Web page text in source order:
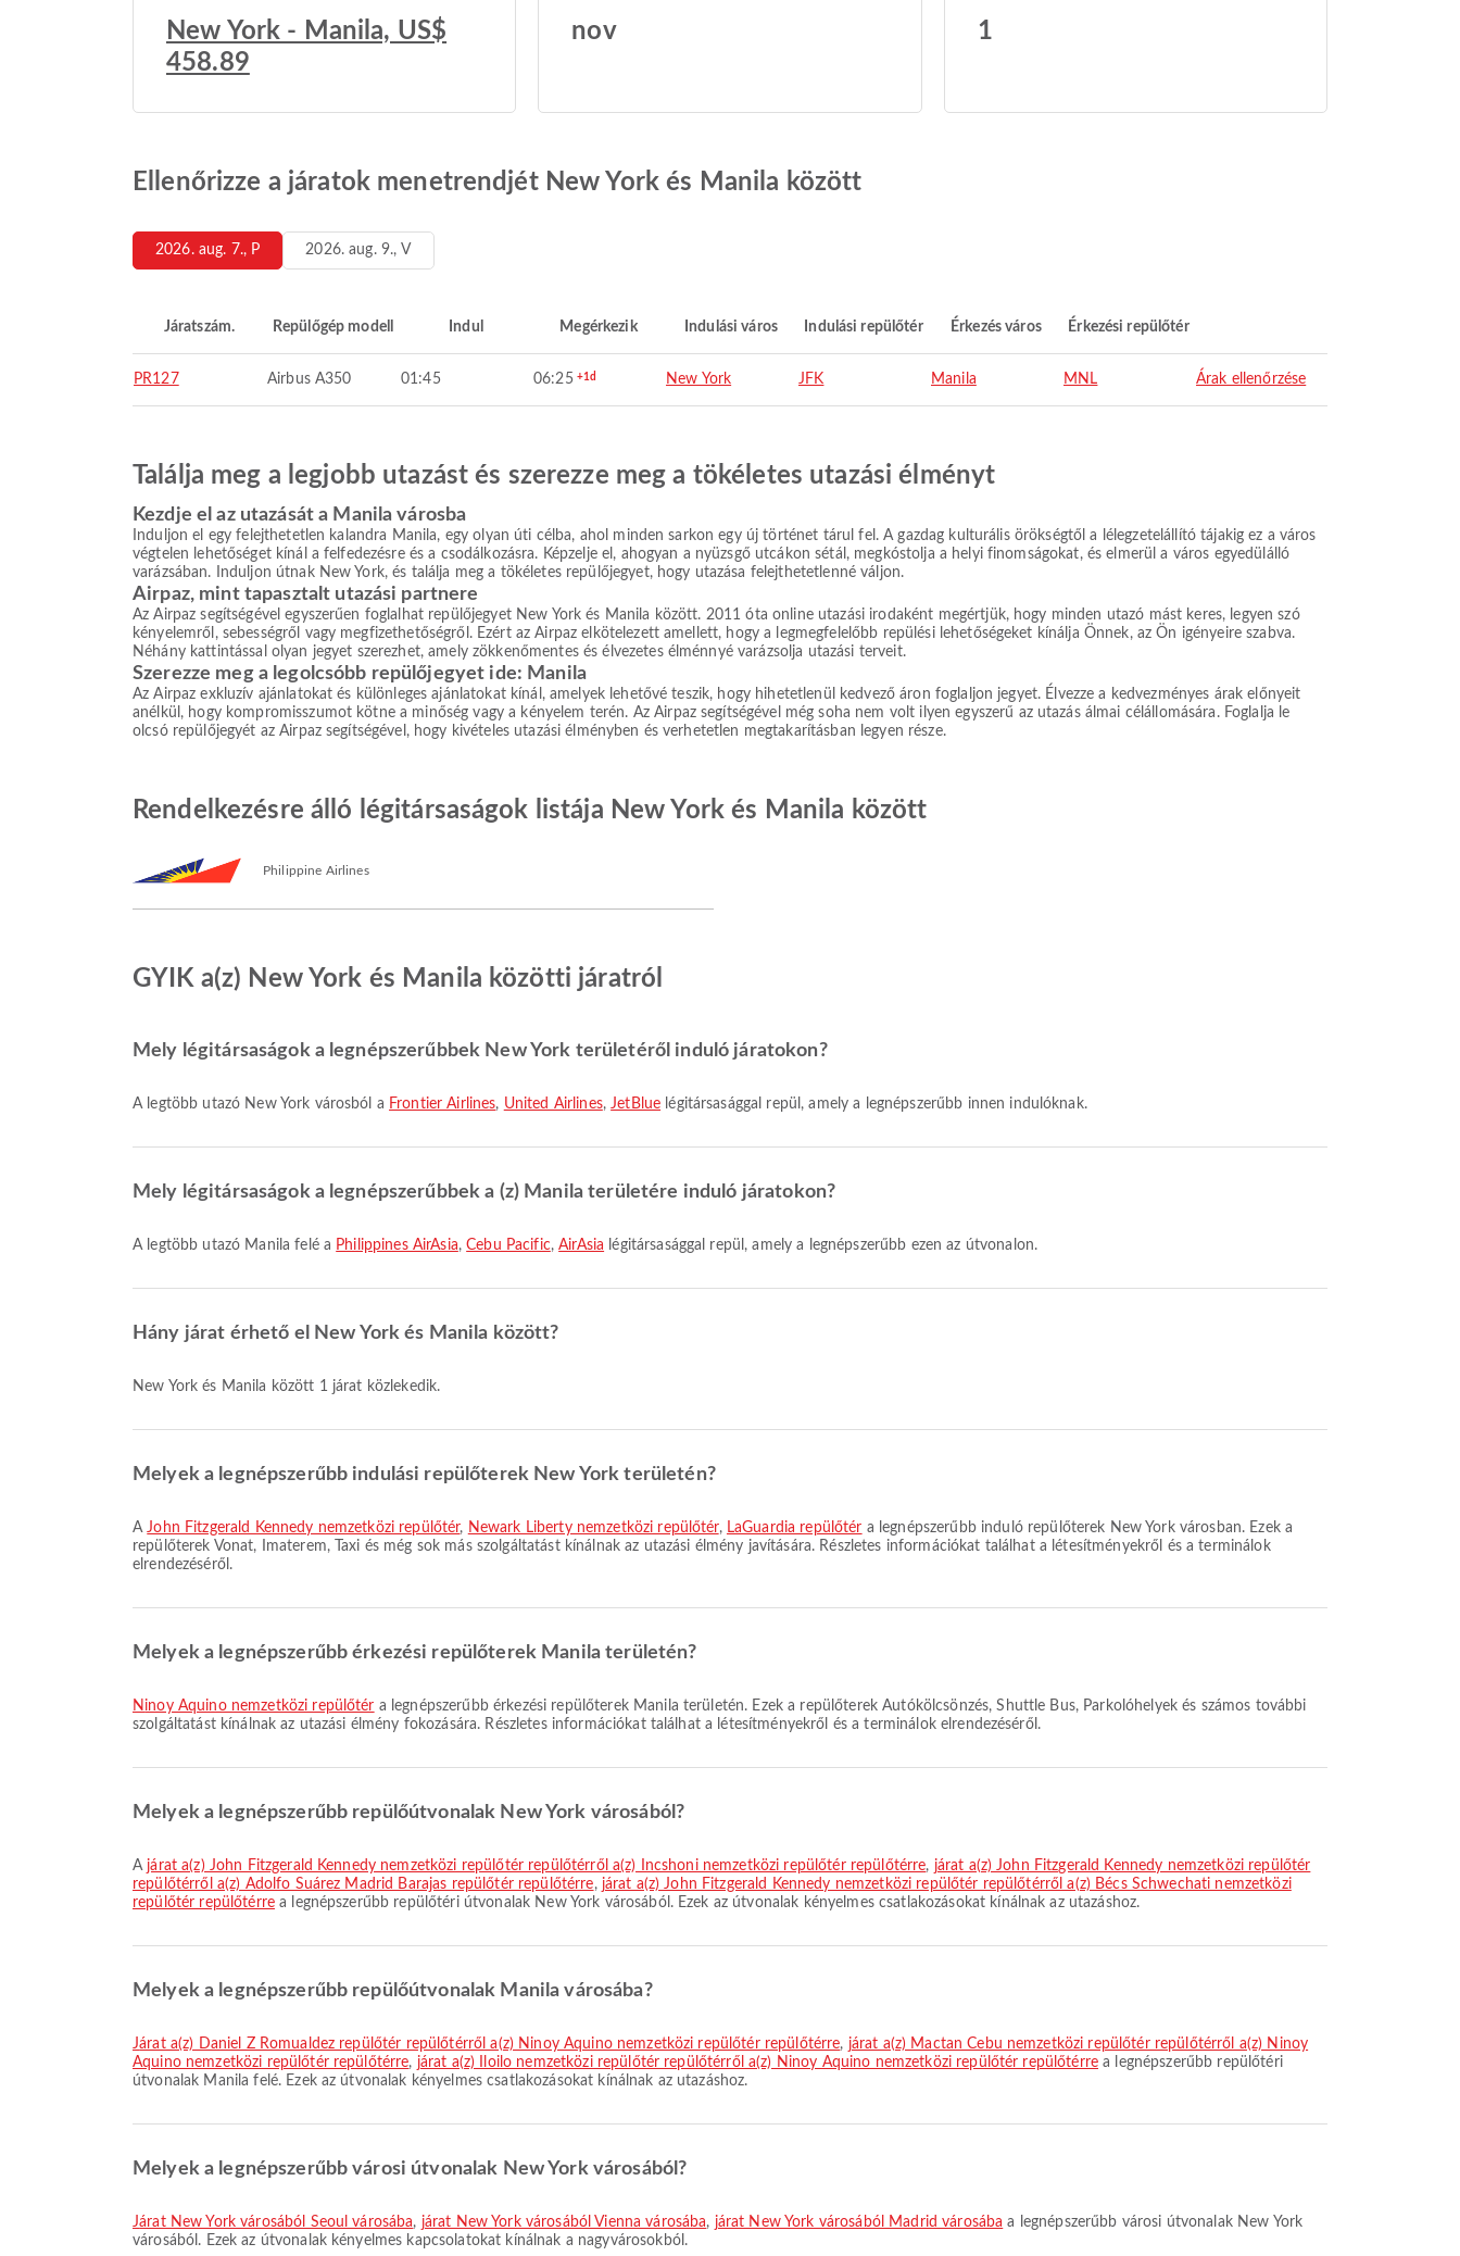
New York - Manila, US$
458.89
nov 1
Ellenőrizze a járatok menetrendjét New York és Manila között
2026. aug. 7., P 2026. aug. 9., V
Járatszám. Repülőgép modell Indul Megérkezik Indulási város Indulási repülőtér Érkezés város Érkezési repülőtér
PR127 Airbus A350 01:45 06:25 +1d New York JFK Manila MNL Árak ellenőrzése
Találja meg a legjobb utazást és szerezze meg a tökéletes utazási élményt
Kezdje el az utazását a Manila városba
Induljon el egy felejthetetlen kalandra Manila, egy olyan úti célba, ahol minden sarkon egy új történet tárul fel. A gazdag kulturális örökségtől a lélegzetelállító tájakig ez a város
végtelen lehetőséget kínál a felfedezésre és a csodálkozásra. Képzelje el, ahogyan a nyüzsgő utcákon sétál, megkóstolja a helyi finomságokat, és elmerül a város egyedülálló
varázsában. Induljon útnak New York, és találja meg a tökéletes repülőjegyet, hogy utazása felejthetetlenné váljon.
Airpaz, mint tapasztalt utazási partnere
Az Airpaz segítségével egyszerűen foglalhat repülőjegyet New York és Manila között. 2011 óta online utazási irodaként megértjük, hogy minden utazó mást keres, legyen szó
kényelemről, sebességről vagy megfizethetőségről. Ezért az Airpaz elkötelezett amellett, hogy a legmegfelelőbb repülési lehetőségeket kínálja Önnek, az Ön igényeire szabva.
Néhány kattintással olyan jegyet szerezhet, amely zökkenőmentes és élvezetes élménnyé varázsolja utazási terveit.
Szerezze meg a legolcsóbb repülőjegyet ide: Manila
Az Airpaz exkluzív ajánlatokat és különleges ajánlatokat kínál, amelyek lehetővé teszik, hogy hihetetlenül kedvező áron foglaljon jegyet. Élvezze a kedvezményes árak előnyeit
anélkül, hogy kompromisszumot kötne a minőség vagy a kényelem terén. Az Airpaz segítségével még soha nem volt ilyen egyszerű az utazás álmai célállomására. Foglalja le
olcsó repülőjegyét az Airpaz segítségével, hogy kivételes utazási élményben és verhetetlen megtakarításban legyen része.
Rendelkezésre álló légitársaságok listája New York és Manila között
Philippine Airlines
GYIK a(z) New York és Manila közötti járatról
Mely légitársaságok a legnépszerűbbek New York területéről induló járatokon?
A legtöbb utazó New York városból a Frontier Airlines, United Airlines,JetBlue légitársasággal repül, amely a legnépszerűbb innen indulóknak.
Mely légitársaságok a legnépszerűbbek a (z) Manila területére induló járatokon?
A legtöbb utazó Manila felé a Philippines AirAsia,Cebu Pacific,AirAsia légitársasággal repül, amely a legnépszerűbb ezen az útvonalon.
Hány járat érhető el New York és Manila között?
New York és Manila között 1 járat közlekedik.
Melyek a legnépszerűbb indulási repülőterek New York területén?
AJohn Fitzgerald Kennedy nemzetközi repülőtér, Newark Liberty nemzetközi repülőtér, LaGuardia repülőtér a legnépszerűbb induló repülőterek New York városban. Ezek a
repülőterek Vonat, Imaterem, Taxi és még sok más szolgáltatást kínálnak az utazási élmény javítására. Részletes információkat találhat a létesítményekről és a terminálok
elrendezéséről.
Melyek a legnépszerűbb érkezési repülőterek Manila területén?
Ninoy Aquino nemzetközi repülőtér a legnépszerűbb érkezési repülőterek Manila területén. Ezek a repülőterek Autókölcsönzés, Shuttle Bus, Parkolóhelyek és számos további
szolgáltatást kínálnak az utazási élmény fokozására. Részletes információkat találhat a létesítményekről és a terminálok elrendezéséről.
Melyek a legnépszerűbb repülőútvonalak New York városából?
A járat a(z) John Fitzgerald Kennedy nemzetközi repülőtér repülőtérről a(z) Incshoni nemzetközi repülőtér repülőtérre, járat a(z) John Fitzgerald Kennedy nemzetközi repülőtér
repülőtérről a(z) Adolfo Suárez Madrid Barajas repülőtér repülőtérre, járat a(z) John Fitzgerald Kennedy nemzetközi repülőtér repülőtérről a(z) Bécs Schwechati nemzetközi
repülőtér repülőtérrea legnépszerűbb repülőtéri útvonalak New York városából. Ezek az útvonalak kényelmes csatlakozásokat kínálnak az utazáshoz.
Melyek a legnépszerűbb repülőútvonalak Manila városába?
járat a(z) Daniel Z Romualdez repülőtér repülőtérről a(z) Ninoy Aquino nemzetközi repülőtér repülőtérre, járat a(z) Mactan Cebu nemzetközi repülőtér repülőtérről a(z) Ninoy
Aquino nemzetközi repülőtér repülőtérre, járat a(z) Iloilo nemzetközi repülőtér repülőtérről a(z) Ninoy Aquino nemzetközi repülőtér repülőtérre a legnépszerűbb repülőtéri
útvonalak Manila felé. Ezek az útvonalak kényelmes csatlakozásokat kínálnak az utazáshoz.
Melyek a legnépszerűbb városi útvonalak New York városából?
járat New York városából Seoul városába, járat New York városából Vienna városába, járat New York városából Madrid városába a legnépszerűbb városi útvonalak New York
városából. Ezek az útvonalak kényelmes kapcsolatokat kínálnak a nagyvárosokból.